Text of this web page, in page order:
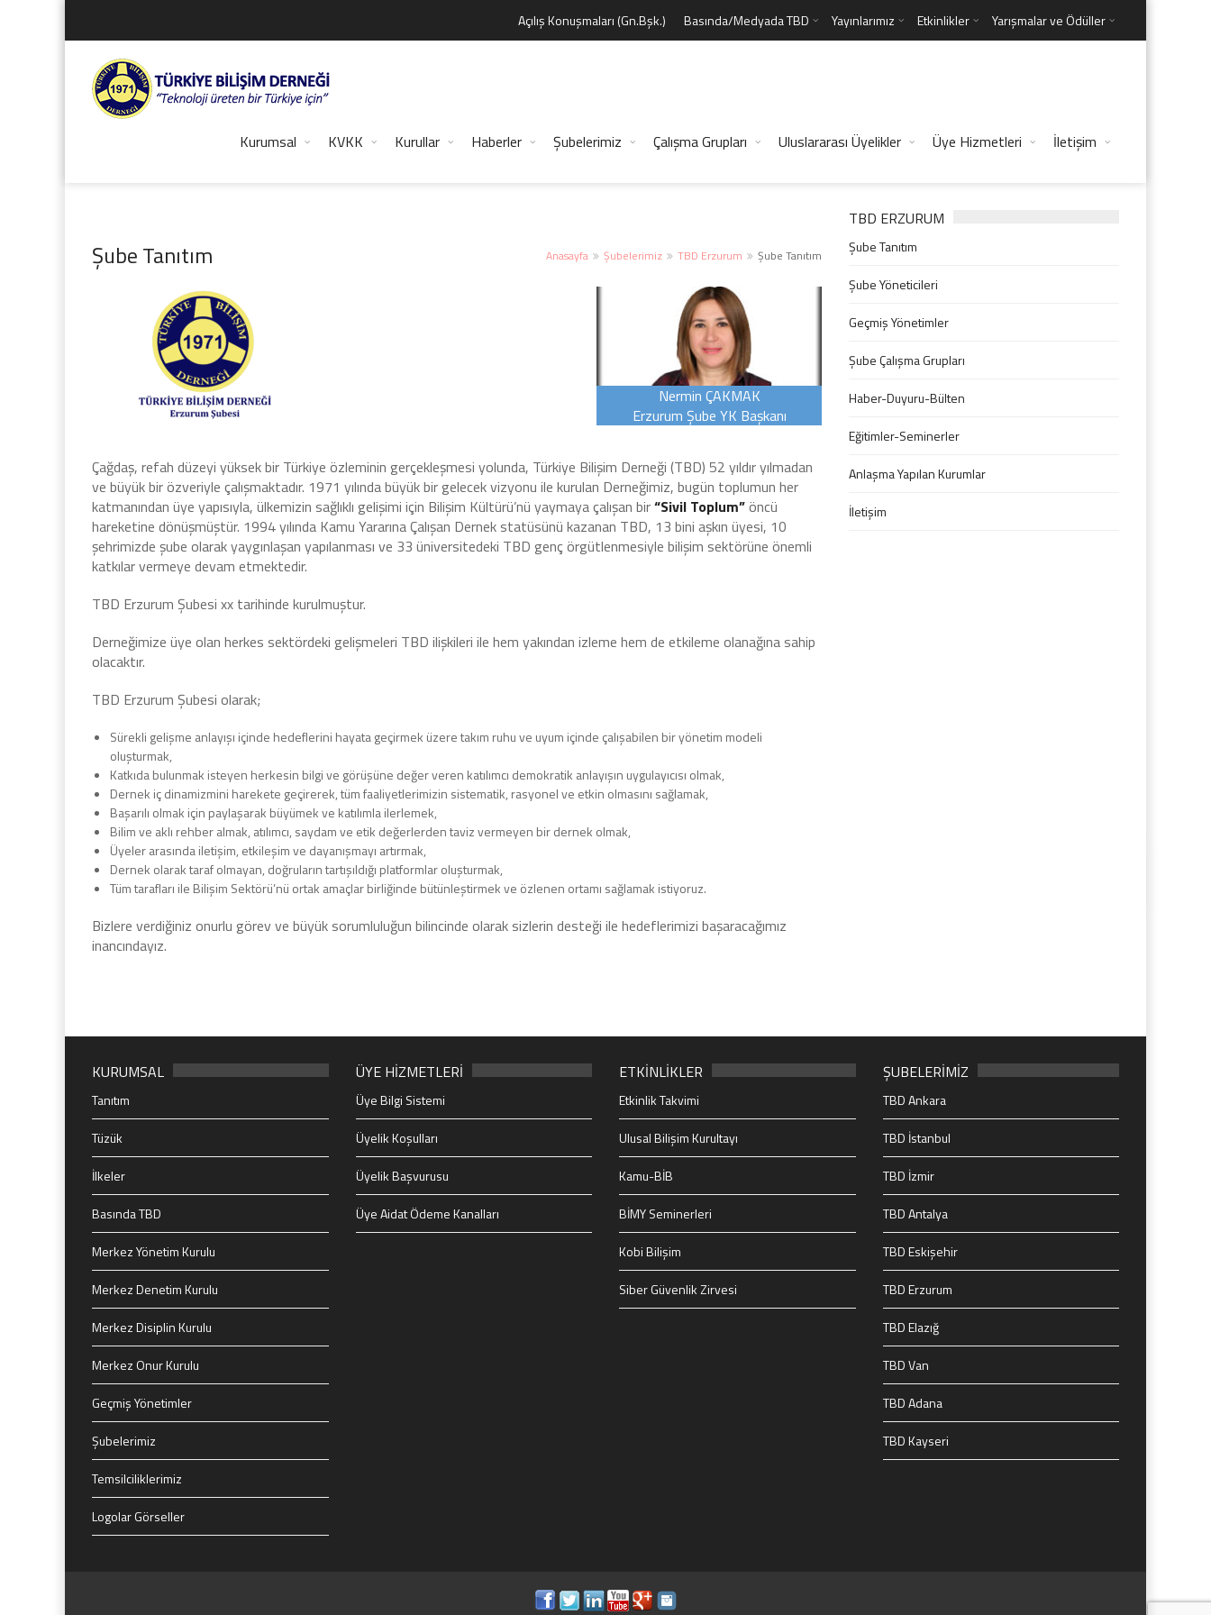
Açılış Konuşmaları (Gn.Bşk.) Basında/Medyada TBD Yayınlarımız Etkinlikler Yarışmalar ve Ödüller
Kurumsal KVKK Kurullar Haberler Şubelerimiz Çalışma Grupları Uluslararası Üyelikler Üye Hizmetleri İletişim
Şube Tanıtım Anasayfa Şubelerimiz TBD Erzurum Şube Tanıtım
Nermin ÇAKMAK
Erzurum Şube YK Başkanı
Çağdaş, refah düzeyi yüksek bir Türkiye özleminin gerçekleşmesi yolunda, Türkiye Bilişim Derneği (TBD) 52 yıldır yılmadan
ve büyük bir özveriyle çalışmaktadır. 1971 yılında büyük bir gelecek vizyonu ile kurulan Derneğimiz, bugün toplumun her
katmanından üye yapısıyla, ülkemizin sağlıklı gelişimi için Bilişim Kültürü’nü yaymaya çalışan bir“Sivil Toplum”öncü
hareketine dönüşmüştür. 1994 yılında Kamu Yararına Çalışan Dernek statüsünü kazanan TBD, 13 bini aşkın üyesi, 10
şehrimizde şube olarak yaygınlaşan yapılanması ve 33 üniversitedeki TBD genç örgütlenmesiyle bilişim sektörüne önemli
katkılar vermeye devam etmektedir.
TBD Erzurum Şubesi xx tarihinde kurulmuştur.
Derneğimize üye olan herkes sektördeki gelişmeleri TBD ilişkileri ile hem yakından izleme hem de etkileme olanağına sahip
olacaktır.
TBD Erzurum Şubesi olarak;
Sürekli gelişme anlayışı içinde hedeflerini hayata geçirmek üzere takım ruhu ve uyum içinde çalışabilen bir yönetim modeli
oluşturmak,
Katkıda bulunmak isteyen herkesin bilgi ve görüşüne değer veren katılımcı demokratik anlayışın uygulayıcısı olmak,
Dernek iç dinamizmini harekete geçirerek, tüm faaliyetlerimizin sistematik, rasyonel ve etkin olmasını sağlamak,
Başarılı olmak için paylaşarak büyümek ve katılımla ilerlemek,
Bilim ve aklı rehber almak, atılımcı, saydam ve etik değerlerden taviz vermeyen bir dernek olmak,
Üyeler arasında iletişim, etkileşim ve dayanışmayı artırmak,
Dernek olarak taraf olmayan, doğruların tartışıldığı platformlar oluşturmak,
Tüm tarafları ile Bilişim Sektörü’nü ortak amaçlar birliğinde bütünleştirmek ve özlenen ortamı sağlamak istiyoruz.
Bizlere verdiğiniz onurlu görev ve büyük sorumluluğun bilincinde olarak sizlerin desteği ile hedeflerimizi başaracağımız
inancındayız.
TBD ERZURUM
Şube Tanıtım
Şube Yöneticileri
Geçmiş Yönetimler
Şube Çalışma Grupları
Haber-Duyuru-Bülten
Eğitimler-Seminerler
Anlaşma Yapılan Kurumlar
İletişim
KURUMSAL
Tanıtım
Tüzük
İlkeler
Basında TBD
Merkez Yönetim Kurulu
Merkez Denetim Kurulu
Merkez Disiplin Kurulu
Merkez Onur Kurulu
Geçmiş Yönetimler
Şubelerimiz
Temsilciliklerimiz
Logolar Görseller
ÜYE HİZMETLERİ
Üye Bilgi Sistemi
Üyelik Koşulları
Üyelik Başvurusu
Üye Aidat Ödeme Kanalları
ETKİNLİKLER
Etkinlik Takvimi
Ulusal Bilişim Kurultayı
Kamu-BİB
BİMY Seminerleri
Kobi Bilişim
Siber Güvenlik Zirvesi
ŞUBELERİMİZ
TBD Ankara
TBD İstanbul
TBD İzmir
TBD Antalya
TBD Eskişehir
TBD Erzurum
TBD Elazığ
TBD Van
TBD Adana
TBD Kayseri